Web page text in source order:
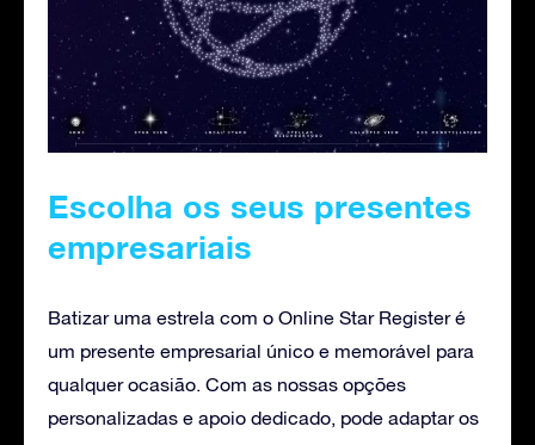
Escolha os seus presentes
empresariais
Batizar uma estrela com o Online Star Register é
um presente empresarial único e memorável para
qualquer ocasião. Com as nossas opções
personalizadas e apoio dedicado, pode adaptar os